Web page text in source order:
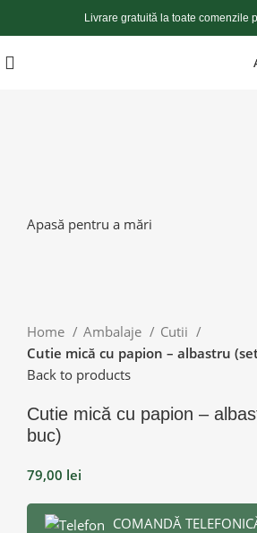
Livrare gratuită la toate comenzile
Apasă pentru a mări
Home Ambalaje
Cutii
Cutie mică cu papion – albastru
Back to products
Cutie mică cu papion –
buc)
79,00 lei
COMANDĂ